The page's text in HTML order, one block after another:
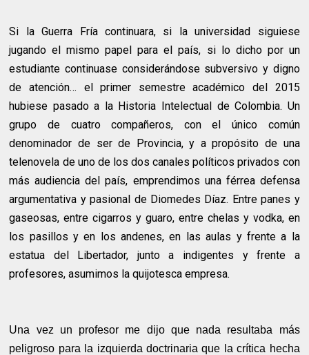
Si la Guerra Fría continuara, si la universidad siguiese
jugando el mismo papel para el país, si lo dicho por un
estudiante continuase considerándose subversivo y digno
de atención… el primer semestre académico del 2015
hubiese pasado a la Historia Intelectual de Colombia. Un
grupo de cuatro compañeros, con el único común
denominador de ser de Provincia, y a propósito de una
telenovela de uno de los dos canales políticos privados con
más audiencia del país, emprendimos una férrea defensa
argumentativa y pasional de Diomedes Díaz. Entre panes y
gaseosas, entre cigarros y guaro, entre chelas y vodka, en
los pasillos y en los andenes, en las aulas y frente a la
estatua del Libertador, junto a indigentes y frente a
profesores, asumimos la quijotesca empresa.
Una vez un profesor me dijo que nada resultaba más
peligroso para la izquierda doctrinaria que la crítica hecha